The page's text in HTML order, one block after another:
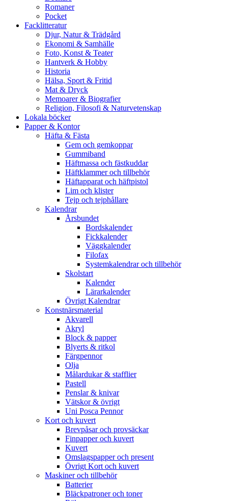
Romaner
Pocket
Facklitteratur
Djur, Natur & Trädgård
Ekonomi & Samhälle
Foto, Konst & Teater
Hantverk & Hobby
Historia
Hälsa, Sport & Fritid
Mat & Dryck
Memoarer & Biografier
Religion, Filosofi & Naturvetenskap
Lokala böcker
Papper & Kontor
Häfta & Fästa
Gem och gemkoppar
Gummiband
Häftmassa och fästkuddar
Häftklammer och tillbehör
Häftapparat och häftpistol
Lim och klister
Tejp och tejphållare
Kalendrar
Årsbundet
Bordskalender
Fickkalender
Väggkalender
Filofax
Systemkalendrar och tillbehör
Skolstart
Kalender
Lärarkalender
Övrigt Kalendrar
Konstnärsmaterial
Akvarell
Akryl
Block & papper
Blyerts & ritkol
Färgpennor
Olja
Målardukar & stafflier
Pastell
Penslar & knivar
Vätskor & övrigt
Uni Posca Pennor
Kort och kuvert
Brevpåsar och provsäckar
Finpapper och kuvert
Kuvert
Omslagspapper och present
Övrigt Kort och kuvert
Maskiner och tillbehör
Batterier
Bläckpatroner och toner